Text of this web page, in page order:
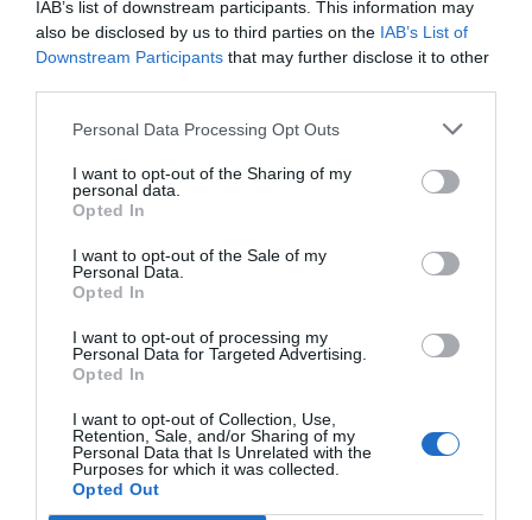
IAB’s list of downstream participants. This information may
also be disclosed by us to third parties on the IAB’s List of
Downstream Participants that may further disclose it to other
Personal Data Processing Opt Outs
I want to opt-out of the Sharing of my
personal data.
Opted In
I want to opt-out of the Sale of my
Personal Data.
Opted In
I want to opt-out of processing my
Personal Data for Targeted Advertising.
Opted In
I want to opt-out of Collection, Use,
Retention, Sale, and/or Sharing of my
Personal Data that Is Unrelated with the
Purposes for which it was collected.
Opted Out
No son LELOs: la vibrante industria de los
juguetes eróticos
RICARDO LENOIR30/05/2020